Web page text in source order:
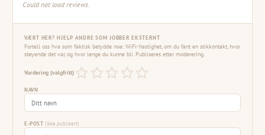
Could not load reviews.
VÆRT HER? HJELP ANDRE SOM JOBBER EKSTERNT
Fortell oss hva som faktisk betydde noe: WiFi-hastighet, om du fant en stikkontakt, hvor
støyende det var, og hvor lenge du kunne bli. Publiseres etter moderering.
Vurdering (valgfritt)
NAVN
E-POST(ikke publisert)